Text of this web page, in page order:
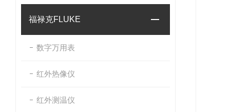
福禄克FLUKE
数字万用表
红外热像仪
红外测温仪